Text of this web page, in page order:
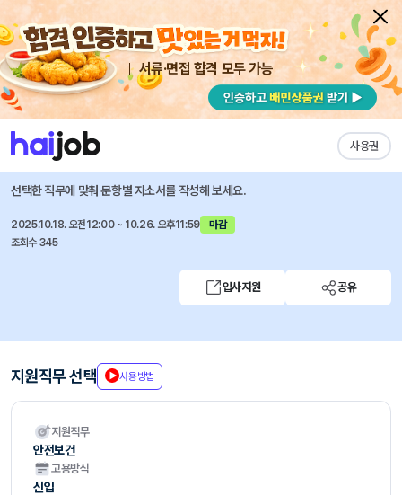
서류·면접 합격 모두 가능
사용권
채용공고 자소서 자유항목 자소서 내 작성목록
강남제비스코 즐겨찾기
신입 / 경력사원 공개채용
선택한 직무에 맞춰 문항별 자소서를 작성해 보세요.
2025.10.18. 오전12:00 ~ 10.26. 오후11:59
마감
조회수 345
입사지원 공유
지원직무 선택 사용방법
지원직무
안전보건
고용방식
신입